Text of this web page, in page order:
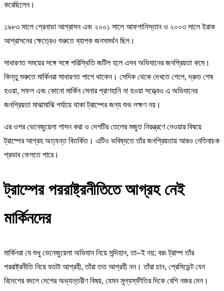
করেছিলেন।
১৯৮৩ সালে গ্রেনাডা আগ্রাসন এবং ২০০১ সালে আফগানিস্তান ও ২০০৩ সালে ইরাক
আগ্রাসনের ক্ষেত্রেও শুরুতে ব্যাপক জনসমর্থন ছিল।
সাধারণত সময়ের সঙ্গে সঙ্গে পরিস্থিতি জটিল হলে এসব অভিযানের জনপ্রিয়তা কমে।
কিন্তু শুরুতে মার্কিনরা সাধারণত পাশে থাকেন। সেদিক থেকে দেখতে গেলে, দ্রুত শেষ
হওয়া, সফল এবং কোনো মার্কিন সেনার প্রাণহানি না হওয়া সত্ত্বেও এ অভিযানের
জনপ্রিয়তা মাঝামাঝি পর্যায়ে থাকা ট্রাম্পের জন্য শুভ লক্ষণ নয়।
এর ওপর ভেনেজুয়েলা শাসন করা ও দেশটির তেলের মজুত নিয়ন্ত্রণে নেওয়ার বিষয়ে
ট্রাম্পের আগ্রহ অত্যন্ত বিতর্কিত। এটিও ভবিষ্যতে তাঁর জনপ্রিয়তায় আরও নেতিবাচক
প্রভাব ফেলতে পারে।
ট্রাম্পের পররাষ্ট্রনীতিতে আগ্রহ নেই
মার্কিনদের
মার্কিনরা যে শুধু ভেনেজুয়েলা অভিযান নিয়ে সন্দিহান, তা–ই নয়; বরং ট্রাম্প তাঁর
পররাষ্ট্রনীতি নিয়ে যতটা আগ্রহী, তাঁরা তত আগ্রহী নন। তাঁরা চান, প্রেসিডেন্ট যেন
বিদেশের বদলে দেশের অভ্যন্তরীণ বিষয়, যেমন মূল্যস্ফীতির দিকে বেশি নজর দেন।